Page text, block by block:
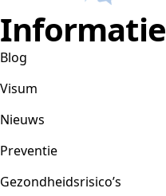
Informatie
Blog
Visum
Nieuws
Preventie
Gezondheidsrisico’s